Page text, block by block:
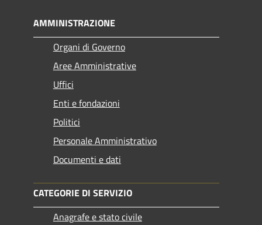
AMMINISTRAZIONE
Organi di Governo
Aree Amministrative
Uffici
Enti e fondazioni
Politici
Personale Amministrativo
Documenti e dati
CATEGORIE DI SERVIZIO
Anagrafe e stato civile